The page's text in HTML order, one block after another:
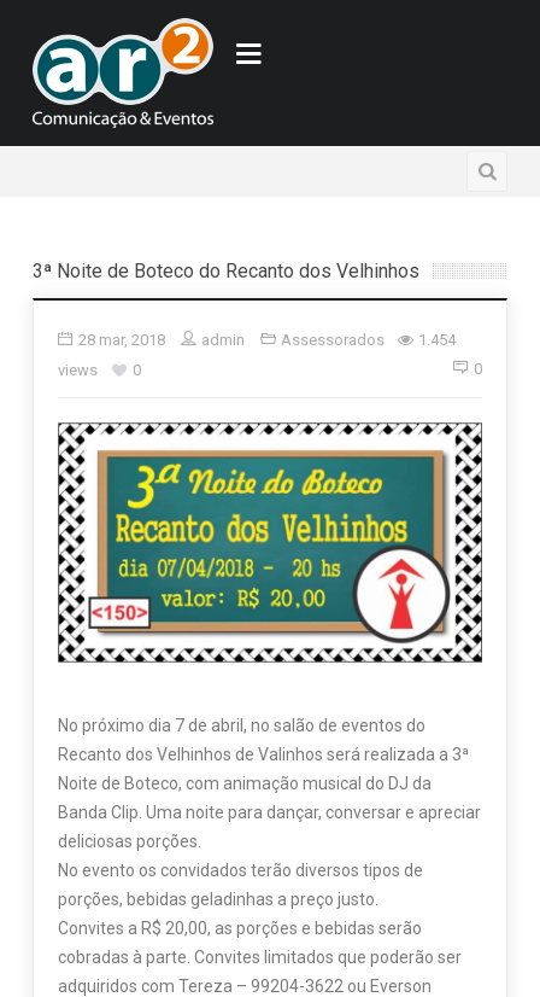
3ª Noite de Boteco do Recanto dos Velhinhos
28 mar, 2018 admin Assessorados
1.454
views
0 0
No próximo dia 7 de abril, no salão de eventos do
Recanto dos Velhinhos de Valinhos será realizada a 3ª
Noite de Boteco, com animação musical do DJ da
Banda Clip. Uma noite para dançar, conversar e apreciar
deliciosas porções.
No evento os convidados terão diversos tipos de
porções, bebidas geladinhas a preço justo.
Convites a R$ 20,00, as porções e bebidas serão
cobradas à parte. Convites limitados que poderão ser
adquiridos com Tereza – 99204-3622 ou Everson